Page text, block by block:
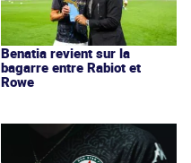
Benatia revient sur la
bagarre entre Rabiot et
Rowe